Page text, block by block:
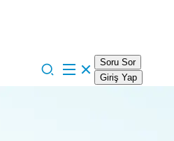
Soru Sor
Giriş Yap